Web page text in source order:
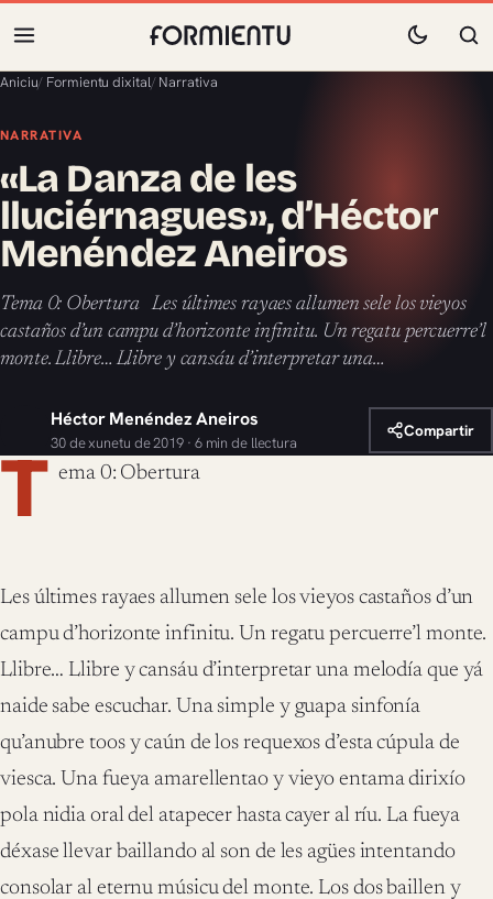
Aniciu/ Formientu dixital/ Narrativa
NARRATIVA
«La Danza de les
lluciérnagues», d’Héctor
Menéndez Aneiros
Tema 0: Obertura Les últimes rayaes allumen sele los vieyos
castaños d’un campu d’horizonte infinitu. Un regatu percuerre’l
monte. Llibre… Llibre y cansáu d’interpretar una…
Héctor Menéndez Aneiros
30 de xunetu de 2019 · 6 min de llectura
Compartir
T ema 0: Obertura
Les últimes rayaes allumen sele los vieyos castaños d’un
campu d’horizonte infinitu. Un regatu percuerre’l monte.
Llibre… Llibre y cansáu d’interpretar una melodía que yá
naide sabe escuchar. Una simple y guapa sinfonía
qu’anubre toos y caún de los requexos d’esta cúpula de
viesca. Una fueya amarellentao y vieyo entama dirixío
pola nidia oral del atapecer hasta cayer al ríu. La fueya
déxase llevar baillando al son de les agües intentando
consolar al eternu músicu del monte. Los dos baillen y